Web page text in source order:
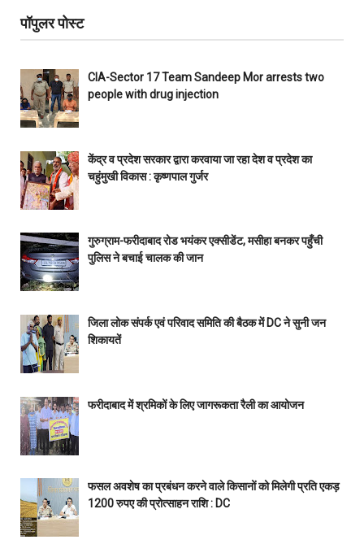
पॉपुलर पोस्ट
CIA-Sector 17 Team Sandeep Mor arrests two
people with drug injection
केंद्र व प्रदेश सरकार द्वारा करवाया जा रहा देश व प्रदेश का
चहुंमुखी विकास : कृष्णपाल गुर्जर
गुरुग्राम-फरीदाबाद रोड भयंकर एक्सीडेंट, मसीहा बनकर पहुँची
पुलिस ने बचाई चालक की जान
जिला लोक संपर्क एवं परिवाद समिति की बैठक में DC ने सुनी जन
शिकायतें
फरीदाबाद में श्रमिकों के लिए जागरूकता रैली का आयोजन
फसल अवशेष का प्रबंधन करने वाले किसानों को मिलेगी प्रति एकड़
1200 रुपए की प्रोत्साहन राशि : DC